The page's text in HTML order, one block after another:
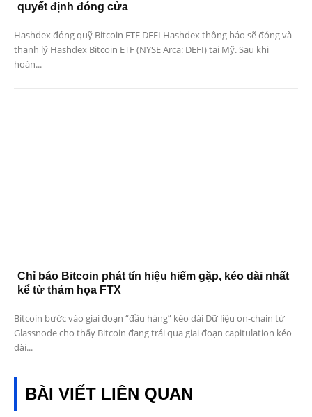
quyết định đóng cửa
Hashdex đóng quỹ Bitcoin ETF DEFI Hashdex thông báo sẽ đóng và
thanh lý Hashdex Bitcoin ETF (NYSE Arca: DEFI) tại Mỹ. Sau khi
hoàn...
Chỉ báo Bitcoin phát tín hiệu hiếm gặp, kéo dài nhất
kể từ thảm họa FTX
Bitcoin bước vào giai đoạn “đầu hàng” kéo dài Dữ liệu on-chain từ
Glassnode cho thấy Bitcoin đang trải qua giai đoạn capitulation kéo
dài...
BÀI VIẾT LIÊN QUAN